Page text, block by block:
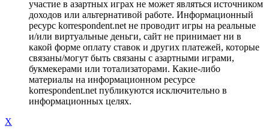
участие в азартных играх не может являться источником
доходов или альтернативой работе. Информационный
ресурс korrespondent.net не проводит игры на реальные
и/или виртуальные деньги, сайт не принимает ни в
какой форме оплату ставок и других платежей, которые
связаны/могут быть связаны с азартными играми,
букмекерами или тотализаторами. Какие-либо
материалы на информационном ресурсе
korrespondent.net публикуются исключительно в
информационных целях.
X